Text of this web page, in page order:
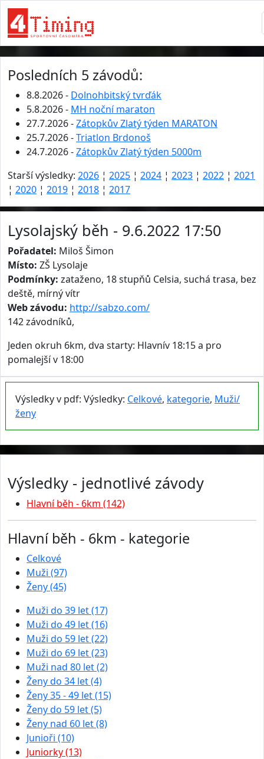
Posledních 5 závodů:
8.8.2026 - Dolnohbitský tvrďák
5.8.2026 - MH noční maraton
27.7.2026 -Zátopkův Zlatý týden MARATON
25.7.2026 -Triatlon Brdonoš
24.7.2026 -Zátopkův Zlatý týden 5000m
Starší výsledky: 2026 ¦ 2025 ¦ 2024 ¦ 2023 ¦ 2022 ¦ 2021
¦ 2020 ¦ 2019 ¦ 2018 ¦ 2017
Lysolajský běh - 9.6.2022 17:50
Pořadatel: Miloš Šimon
Místo: ZŠ Lysolaje
Podmínky: zataženo, 18 stupňů Celsia, suchá trasa, bez
deště, mírný vítr
Web závodu: http://sabzo.com/
142 závodníků,
Jeden okruh 6km, dva starty: Hlavnív 18:15 a pro
pomalejší v 18:00
Výsledky v pdf: Výsledky: Celkové, kategorie, Muži/
ženy
Výsledky - jednotlivé závody
Hlavní běh - 6km (142)
Hlavní běh - 6km - kategorie
Celkové
Muži (97)
Ženy (45)
Muži do 39 let (17)
Muži do 49 let (16)
Muži do 59 let (22)
Muži do 69 let (23)
Muži nad 80 let (2)
Ženy do 34 let (4)
Ženy 35 - 49 let (15)
Ženy do 59 let (5)
Ženy nad 60 let (8)
Junioři (10)
Juniorky (13)